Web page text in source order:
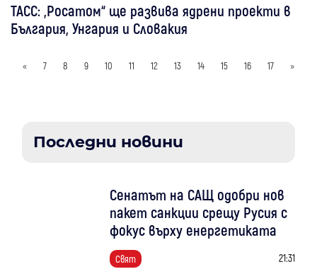
ТАСС: „Росатом“ ще развива ядрени проекти в
България, Унгария и Словакия
« 7 8 9 10 11 12 13 14 15 16 17 »
Последни новини
Сенатът на САЩ одобри нов
пакет санкции срещу Русия с
фокус върху енергетиката
Свят 21:31